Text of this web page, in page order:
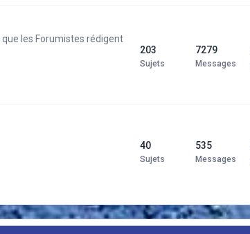
les Forumistes rédigent
203
Sujets
7279
Messages
40
Sujets
535
Messages